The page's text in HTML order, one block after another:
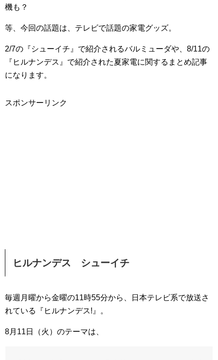
機も？
等、今回の話題は、テレビで話題の家電グッズ。
2/7の『シューイチ』で紹介されるバルミューダや、8/11の
『ヒルナンデス』で紹介された夏家電に関するまとめ記事
になります。
スポンサーリンク
ヒルナンデス シューイチ
毎週月曜から金曜の11時55分から、日本テレビ系で放送さ
れている『ヒルナンデス!』。
8月11日（火）のテーマは、